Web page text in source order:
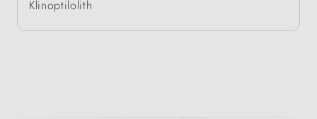
Klinoptilolith